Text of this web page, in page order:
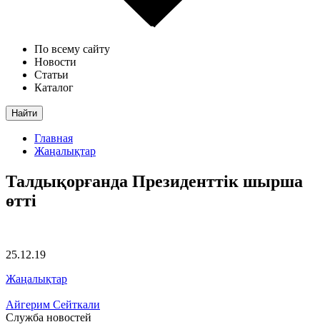
По всему сайту
Новости
Статьи
Каталог
Найти
Главная
Жаңалықтар
Талдықорғанда Президенттік шырша
өтті
25.12.19
Жаңалықтар
Айгерим Сейткали
Служба новостей